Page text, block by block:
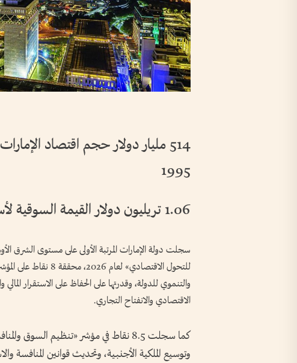
1995
1.06 تريليون دولار القيمة السوقية لأسواق المال الإماراتية
سجلت دولة الإمارات المرتبة الأولى على مستوى الشرق
للتحول الاقتصادي»
والتنموي للدولة، وقدرتها على الحفاظ على الاستقرار
الاقتصادي والانفتاح التجاري.
كما سجلت 8.5 نقاط في مؤشر «تنظيم
وتوسيع الملكية الأجنبية، وتحديث قوانين المنافسة